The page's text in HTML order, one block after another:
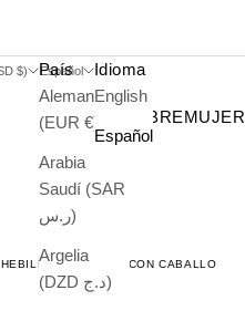
HOMBREMUJER
Estados Unidos (USD $)
País
Alemania
(EUR €)
Arabia
Saudí (SAR
ر.س)
Argelia
(DZD د.ج)
Español
Idioma
English
Español
HEBILLAS CHARRAS CON CABALLO